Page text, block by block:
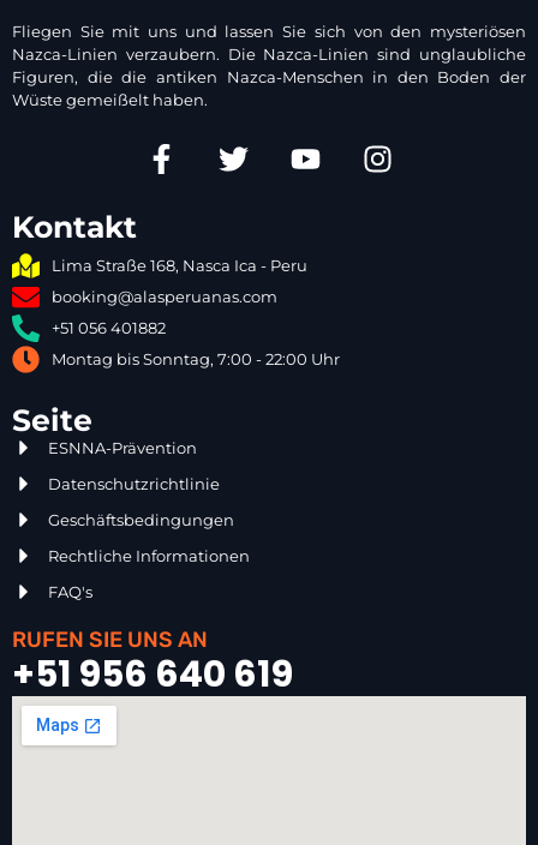
Fliegen Sie mit uns und lassen Sie sich von den mysteriösen
Nazca-Linien verzaubern. Die Nazca-Linien sind unglaubliche
Figuren, die die antiken Nazca-Menschen in den Boden der
Wüste gemeißelt haben.
Kontakt
Lima Straße 168, Nasca Ica - Peru
booking@alasperuanas.com
+51 056 401882
Montag bis Sonntag, 7:00 - 22:00 Uhr
Seite
ESNNA-Prävention
Datenschutzrichtlinie
Geschäftsbedingungen
Rechtliche Informationen
FAQ's
RUFEN SIE UNS AN
+51 956 640 619